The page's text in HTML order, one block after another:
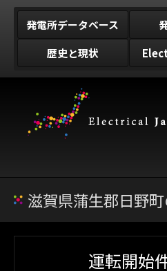
発電所データベース
歴史と現状
滋賀県蒲生郡日野
運転開始